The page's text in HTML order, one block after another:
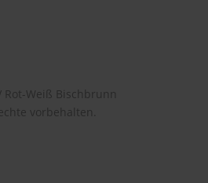
Rot-Weiß Bischbrunn
vorbehalten.